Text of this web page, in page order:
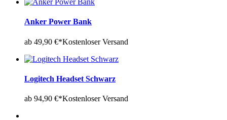
Anker Power Bank
ab 49,90 €*Kostenloser Versand
Logitech Headset Schwarz
ab 94,90 €*Kostenloser Versand